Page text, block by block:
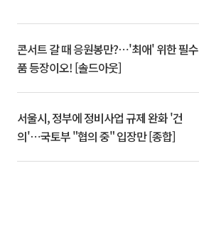
콘서트 갈 때 응원봉만?⋯'최애' 위한 필수
품 등장이오! [솔드아웃]
서울시, 정부에 정비사업 규제 완화 '건
의'⋯국토부 "협의 중" 입장만 [종합]